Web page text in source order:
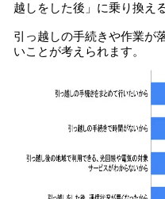
越しをした後」に乗り換え
引っ越しの手続きや作業が
いことが考えられます。